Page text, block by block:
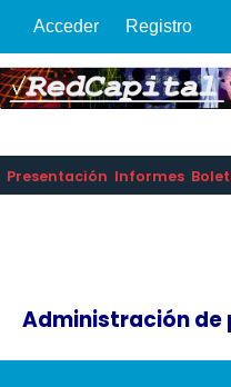
Acceder Registro
Presentación Informes
Administración de